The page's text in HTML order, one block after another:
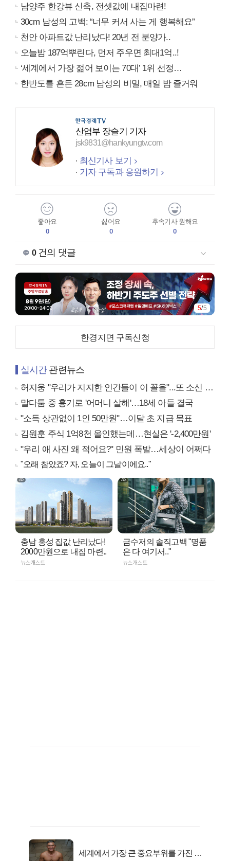
남양주 한강뷰 신축, 전셋값에 내집마련!
30cm 남성의 고백: “너무 커서 사는 게 행복해요”
천안 아파트값 난리났다! 20년 전 분양가..
오늘밤 187억뿌린다, 먼저 주우면 최대1억..!
‘세계에서 가장 젊어 보이는 70대’ 1위 선정…
한반도를 흔든 28cm 남성의 비밀, 매일 밤 즐거워
산업부 장슬기 기자
jsk9831@hankyungtv.com
최신기사 보기
기자 구독과 응원하기
좋아요
0
싫어요
0
후속기사 원해요
0
0건의 댓글
5/5
한경지면 구독신청
실시간관련뉴스
허지웅 "우리가 지지한 인간들이 이 꼴을"...또 소신 발언
말다툼 중 흉기로 '어머니 살해'…18세 아들 결국
"소득 상관없이 1인 50만원"…이달 초 지급 목표
김원훈 주식 1억8천 올인했는데…현실은 '-2,400만원'
"우리 애 사진 왜 적어요?" 민원 폭발…세상이 어쩌다
"오래 참았죠? 자, 오늘이 그날이에요.."
충남 홍성 집값 난리났다!
2000만원으로 내집 마련..
뉴스캐스트
금수저의 솔직고백 "명품
은 다 여기서.."
뉴스캐스트
세계에서 가장 큰 중요부위를 가진 남